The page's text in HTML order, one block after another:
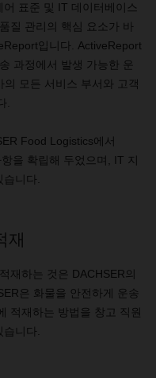
표준 및 IT 데이터베이스
질 관리의 핵심 요소가 바
입니다. ActiveReport
과정에서 발생 가능한 운
모든 서비스 부서와 고객
.
Food Logistics에서
을 확립해 두었으며, IT 지
니다.
재
재하는 것은 DACHSER의
은 화물을 안전하게 운송
적재하는 방법을 창고 직원
니다.